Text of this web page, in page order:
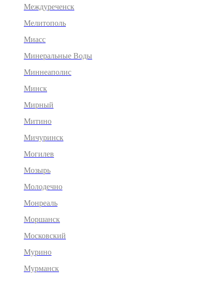
Междуреченск
Мелитополь
Миасс
Минеральные Воды
Миннеаполис
Минск
Мирный
Митино
Мичуринск
Могилев
Мозырь
Молодечно
Монреаль
Моршанск
Московский
Мурино
Мурманск